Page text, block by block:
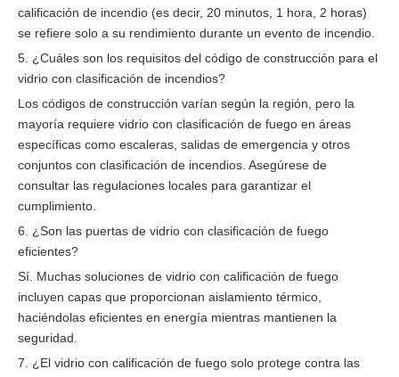
calificación de incendio (es decir, 20 minutos, 1 hora, 2 horas)
se refiere solo a su rendimiento durante un evento de incendio.
5. ¿Cuáles son los requisitos del código de construcción para el
vidrio con clasificación de incendios?
Los códigos de construcción varían según la región, pero la
mayoría requiere vidrio con clasificación de fuego en áreas
específicas como escaleras, salidas de emergencia y otros
conjuntos con clasificación de incendios. Asegúrese de
consultar las regulaciones locales para garantizar el
cumplimiento.
6. ¿Son las puertas de vidrio con clasificación de fuego
eficientes?
Sí. Muchas soluciones de vidrio con calificación de fuego
incluyen capas que proporcionan aislamiento térmico,
haciéndolas eficientes en energía mientras mantienen la
seguridad.
7. ¿El vidrio con calificación de fuego solo protege contra las